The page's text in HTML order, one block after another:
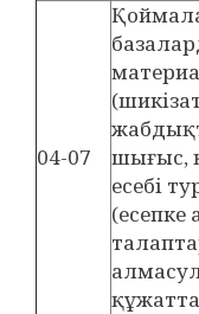
04-07
шығыс,
есебі
(есепке